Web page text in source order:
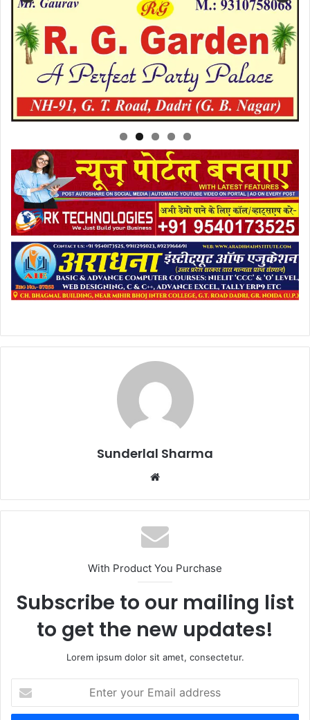
Sunderlal Sharma
Website
With Product You Purchase
Subscribe to our mailing list
to get the new updates!
Lorem ipsum dolor sit amet, consectetur.
your
Email